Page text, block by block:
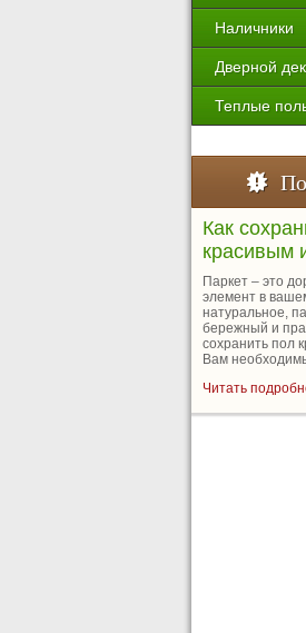
Наличники
Дверной
Теплые
Как
красивым
Паркет – это
элемент в
натуральное,
бережный и
сохранить пол
Вам
Читать